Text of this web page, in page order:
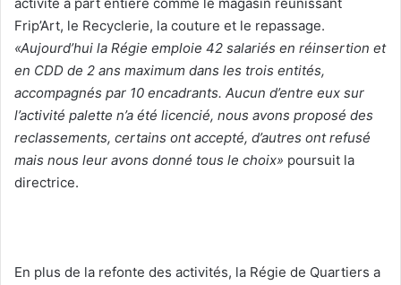
Frip’Art, le Recyclerie, la couture et le repassage.
«Aujourd’hui la Régie emploie 42 salariés en réinsertion et
en CDD de 2 ans maximum dans les trois entités,
accompagnés par 10 encadrants. Aucun d’entre eux sur
l’activité palette n’a été licencié, nous avons proposé des
reclassements, certains ont accepté, d’autres ont refusé
mais nous leur avons donné tous le choix» poursuit la
directrice.
En plus de la refonte des activités, la Régie de Quartiers a